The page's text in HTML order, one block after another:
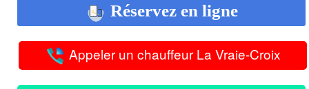
Réservez en ligne
Appeler un chauffeur La Vraie-Croix